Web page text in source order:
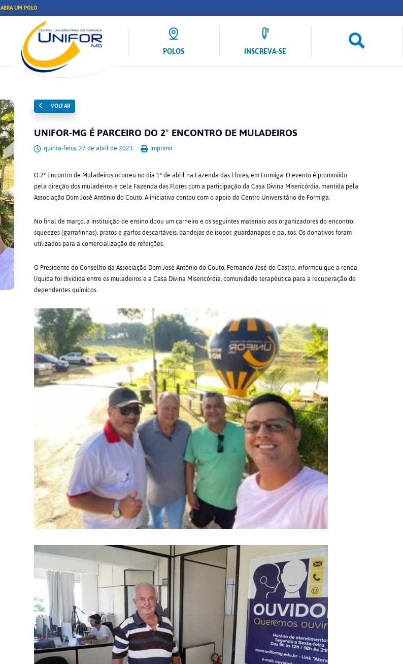
ABRA UM POLO
POLOS INSCREVA-SE
VOLTAR
UNIFOR-MG É PARCEIRO DO 2° ENCONTRO DE MULADEIROS
quinta-feira, 27 de abril de 2023. Imprimir
O 2° Encontro de Muladeiros ocorreu no dia 1° de abril na Fazenda das Flores, em Formiga. O evento é promovido
pela direção dos muladeiros e pela Fazenda das Flores com a participação da Casa Divina Misericórdia, mantida pela
Associação Dom José Antônio do Couto. A iniciativa contou com o apoio do Centro Universitário de Formiga.
No final de março, a instituição de ensino doou um carneiro e os seguintes materiais aos organizadores do encontro:
squeezes (garrafinhas), pratos e garfos descartáveis, bandejas de isopor, guardanapos e palitos. Os donativos foram
utilizados para a comercialização de refeições.
O Presidente do Conselho da Associação Dom José Antônio do Couto, Fernando José de Castro, informou que a renda
líquida foi dividida entre os muladeiros e a Casa Divina Misericórdia, comunidade terapêutica para a recuperação de
dependentes químicos.